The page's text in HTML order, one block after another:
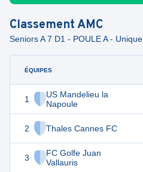
ClassementAMC
Seniors A 7 D1 - POULE A - Unique
ÉQUIPES
1
US Mandelieu la
Napoule
2 Thales Cannes FC
3
FC Golfe Juan
Vallauris
34
33